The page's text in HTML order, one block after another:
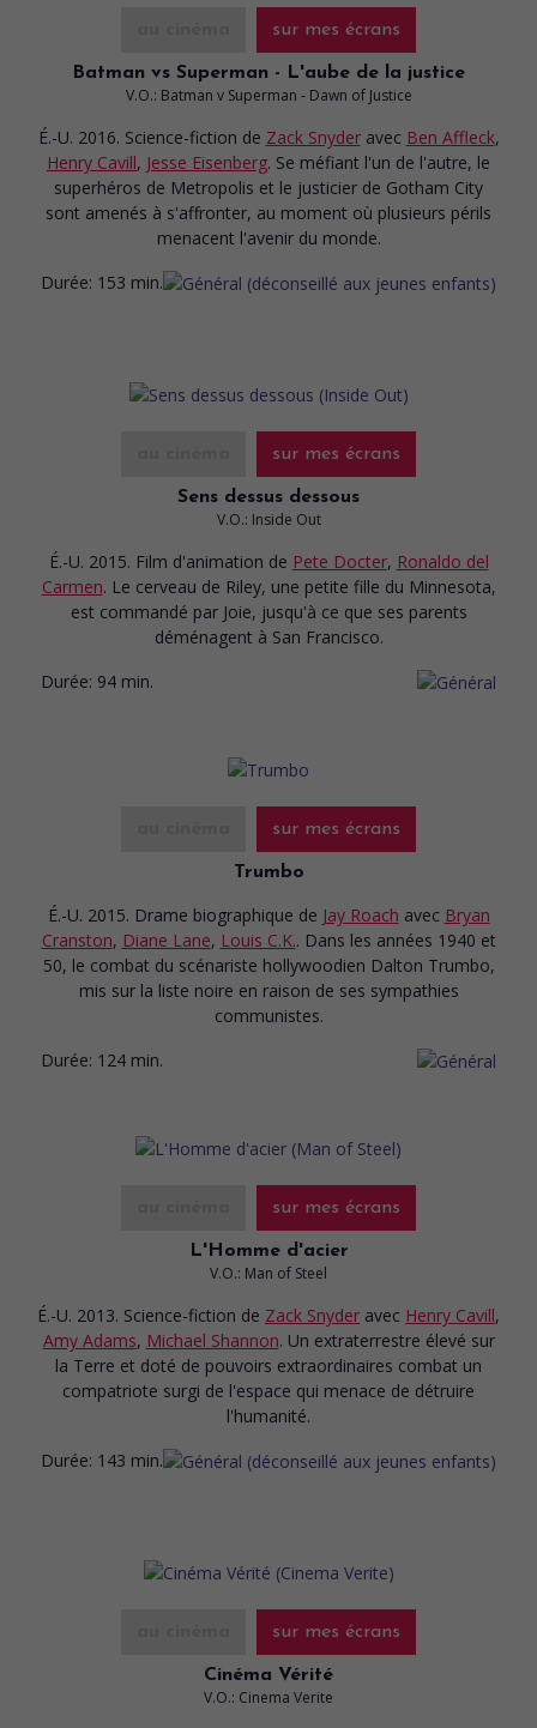
sur mes écrans
Batman vs Superman - L'aube de la justice
V.O.: Batman v Superman - Dawn of Justice
É.-U. 2016. Science-fiction de Zack Snyder avec Ben Affleck,
Henry Cavill, Jesse Eisenberg. Se méfiant l'un de l'autre, le
superhéros de Metropolis et le justicier de Gotham City
sont amenés à s'affronter, au moment où plusieurs périls
menacent l'avenir du monde.
Durée: 153 min.
sur mes écrans
Sens dessus dessous
V.O.: Inside Out
É.-U. 2015. Film d'animation de Pete Docter, Ronaldo del
Carmen. Le cerveau de Riley, une petite fille du Minnesota,
est commandé par Joie, jusqu'à ce que ses parents
déménagent à San Francisco.
Durée: 94 min.
sur mes écrans
Trumbo
É.-U. 2015. Drame biographique de Jay Roach avec Bryan
Cranston, Diane Lane, Louis C.K.. Dans les années 1940 et
50, le combat du scénariste hollywoodien Dalton Trumbo,
mis sur la liste noire en raison de ses sympathies
communistes.
Durée: 124 min.
sur mes écrans
L'Homme d'acier
V.O.: Man of Steel
É.-U. 2013. Science-fiction de Zack Snyder avec Henry Cavill,
Amy Adams, Michael Shannon. Un extraterrestre élevé sur
la Terre et doté de pouvoirs extraordinaires combat un
compatriote surgi de l'espace qui menace de détruire
l'humanité.
Durée: 143 min.
sur mes écrans
Cinéma Vérité
V.O.: Cinema Verite